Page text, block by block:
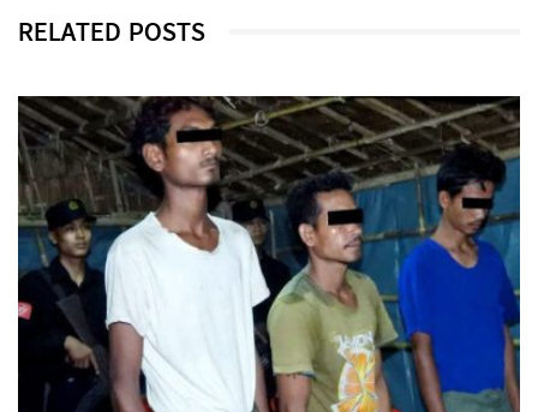
RELATED POSTS